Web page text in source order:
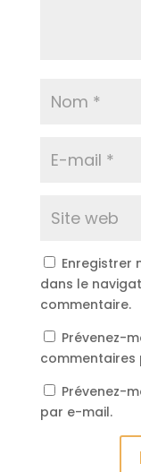
Enregistrer
dans le
commentaire.
Prévenez-
commentaires
Prévenez-
par e-mail.